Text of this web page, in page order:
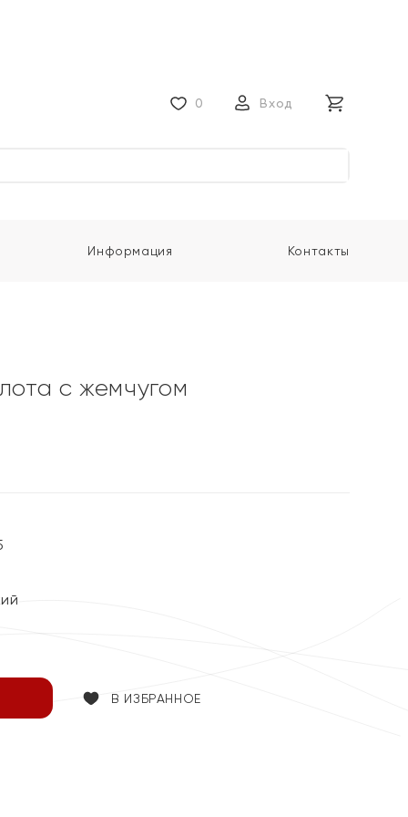
0 Вход
Информация Контакты
с жемчугом
В ИЗБРАННОЕ